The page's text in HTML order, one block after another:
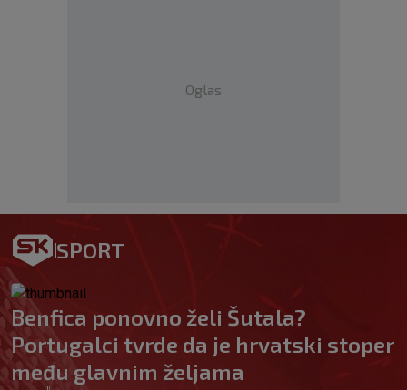
Oglas
SPORT
Benfica ponovno želi Šutala?
Portugalci tvrde da je hrvatski stoper
među glavnim željama